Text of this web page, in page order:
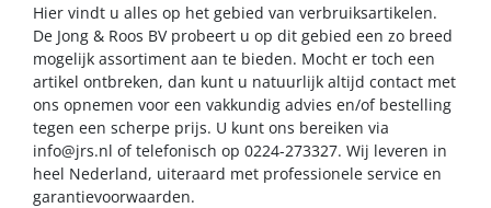
Hier vindt u alles op het gebied van verbruiksartikelen.
De Jong & Roos BV probeert u op dit gebied een zo breed
mogelijk assortiment aan te bieden. Mocht er toch een
artikel ontbreken, dan kunt u natuurlijk altijd contact met
ons opnemen voor een vakkundig advies en/of bestelling
tegen een scherpe prijs. U kunt ons bereiken via
info@jrs.nl of telefonisch op 0224-273327. Wij leveren in
heel Nederland, uiteraard met professionele service en
garantievoorwaarden.